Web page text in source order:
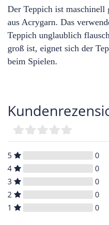
Der Teppich ist maschinell
aus Acrygarn. Das
Teppich unglaublich
groß ist, eignet sich der
beim Spielen.
5
0
4
0
3
0
2
0
1
0